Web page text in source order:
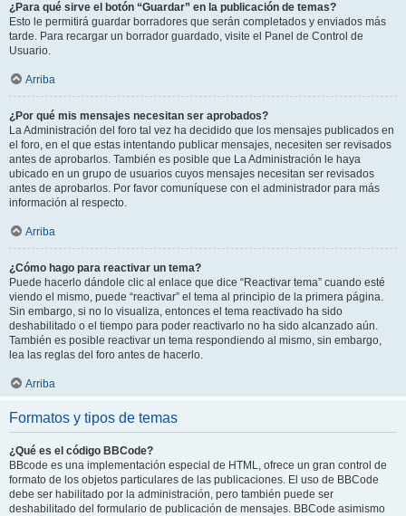
¿Para qué sirve el botón “Guardar” en la publicación de temas?
Esto le permitirá guardar borradores que serán completados y enviados más
tarde. Para recargar un borrador guardado, visite el Panel de Control de
Usuario.
Arriba
¿Por qué mis mensajes necesitan ser aprobados?
La Administración del foro tal vez ha decidido que los mensajes publicados en
el foro, en el que estas intentando publicar mensajes, necesiten ser revisados
antes de aprobarlos. También es posible que La Administración le haya
ubicado en un grupo de usuarios cuyos mensajes necesitan ser revisados
antes de aprobarlos. Por favor comuníquese con el administrador para más
información al respecto.
Arriba
¿Cómo hago para reactivar un tema?
Puede hacerlo dándole clic al enlace que dice “Reactivar tema” cuando esté
viendo el mismo, puede “reactivar” el tema al principio de la primera página.
Sin embargo, si no lo visualiza, entonces el tema reactivado ha sido
deshabilitado o el tiempo para poder reactivarlo no ha sido alcanzado aún.
También es posible reactivar un tema respondiendo al mismo, sin embargo,
lea las reglas del foro antes de hacerlo.
Arriba
Formatos y tipos de temas
¿Qué es el código BBCode?
BBcode es una implementación especial de HTML, ofrece un gran control de
formato de los objetos particulares de las publicaciones. El uso de BBCode
debe ser habilitado por la administración, pero también puede ser
deshabilitado del formulario de publicación de mensajes. BBCode asimismo